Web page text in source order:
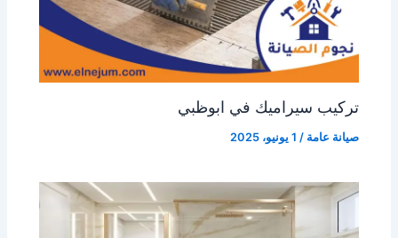
تركيب سيراميك في ابوظبي
صيانة عامة / 1 يونيو، 2025